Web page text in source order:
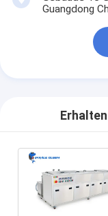
Guangdong